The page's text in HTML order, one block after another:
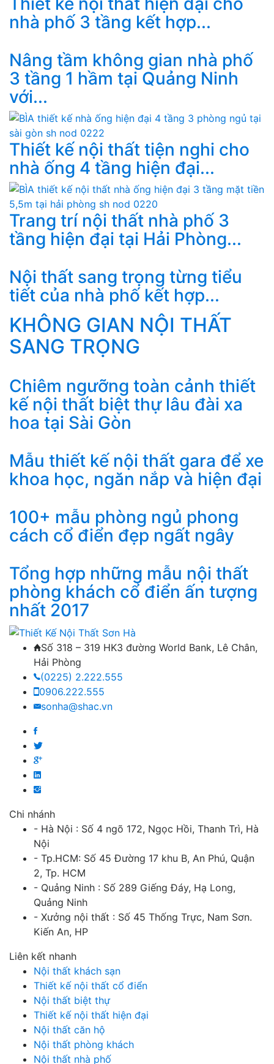
nhà phố 3 tầng kết hợp...
Nâng tầm không gian nhà phố
3 tầng 1 hầm tại Quảng Ninh
với...
Thiết kế nội thất tiện nghi cho
nhà ống 4 tầng hiện đại...
Trang trí nội thất nhà phố 3
tầng hiện đại tại Hải Phòng...
Nội thất sang trọng từng tiểu
tiết của nhà phố kết hợp...
KHÔNG GIAN NỘI THẤT
SANG TRỌNG
Chiêm ngưỡng toàn cảnh thiết
kế nội thất biệt thự lâu đài xa
hoa tại Sài Gòn
Mẫu thiết kế nội thất gara để xe
khoa học, ngăn nắp và hiện đại
100+ mẫu phòng ngủ phong
cách cổ điển đẹp ngất ngây
Tổng hợp những mẫu nội thất
phòng khách cổ điển ấn tượng
nhất 2017
Số 318 – 319 HK3 đường World Bank, Lê Chân,
Hải Phòng
(0225) 2.222.555
0906.222.555
sonha@shac.vn
Chi nhánh
- Hà Nội : Số 4 ngõ 172, Ngọc Hồi, Thanh Trì, Hà
Nội
- Tp.HCM: Số 45 Đường 17 khu B, An Phú, Quận
2, Tp. HCM
- Quảng Ninh : Số 289 Giếng Đáy, Hạ Long,
Quảng Ninh
- Xưởng nội thất : Số 45 Thống Trực, Nam Sơn.
Kiến An, HP
Liên kết nhanh
Nội thất khách sạn
Thiết kế nội thất cổ điển
Nội thất biệt thự
Thiết kế nội thất hiện đại
Nội thất căn hộ
Nội thất phòng khách
Nội thất nhà phố